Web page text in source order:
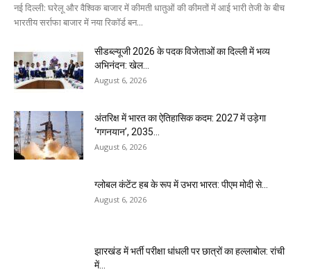
नई दिल्ली: घरेलू और वैश्विक बाजार में कीमती धातुओं की कीमतों में आई भारी तेजी के बीच
भारतीय सर्राफा बाजार में नया रिकॉर्ड बन...
सीडब्ल्यूजी 2026 के पदक विजेताओं का दिल्ली में भव्य
अभिनंदन: खेल...
August 6, 2026
अंतरिक्ष में भारत का ऐतिहासिक कदम: 2027 में उड़ेगा
‘गगनयान’, 2035...
August 6, 2026
ग्लोबल कंटेंट हब के रूप में उभरा भारत: पीएम मोदी से...
August 6, 2026
झारखंड में भर्ती परीक्षा धांधली पर छात्रों का हल्लाबोल: रांची
में...